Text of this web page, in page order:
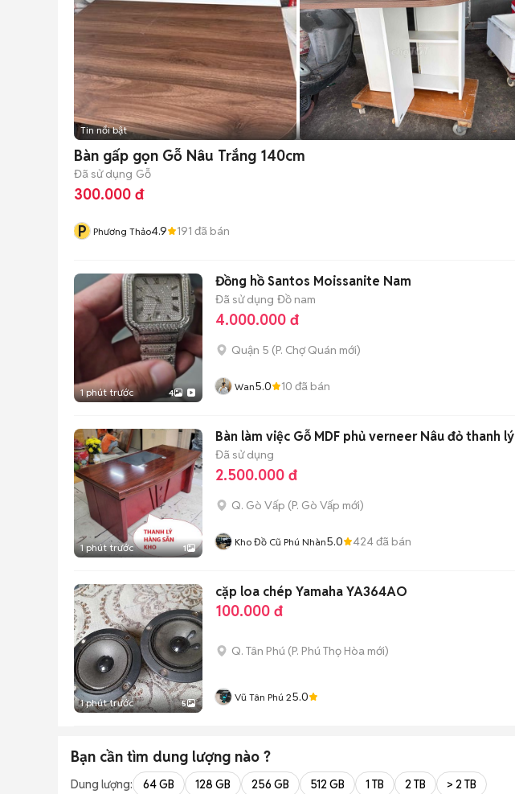
Tin nổi bật
Bàn gấp gọn Gỗ Nâu Trắng 140cm
Đã sử dụng Gỗ
300.000 đ
P Phương Thảo4.9 191 đã bán
1 phút trước 4
Đồng hồ Santos Moissanite Nam
Đã sử dụng Đồ nam
4.000.000 đ
Quận 5 (P. Chợ Quán mới)
Wan5.0 10 đã bán
1 phút trước 1
Bàn làm việc Gỗ MDF phủ verneer Nâu đỏ thanh lý
Đã sử dụng
2.500.000 đ
Q. Gò Vấp (P. Gò Vấp mới)
Kho Đồ Cũ Phú Nhàn5.0 424đã bán
1 phút trước 5
cặp loa chép Yamaha YA364AO
100.000 đ
Q. Tân Phú (P. Phú Thọ Hòa mới)
Vũ Tân Phú 25.0
Bạn cần tìm dung lượng nào ?
Dung lượng: 64 GB 128 GB 256 GB 512 GB 1 TB 2 TB > 2 TB